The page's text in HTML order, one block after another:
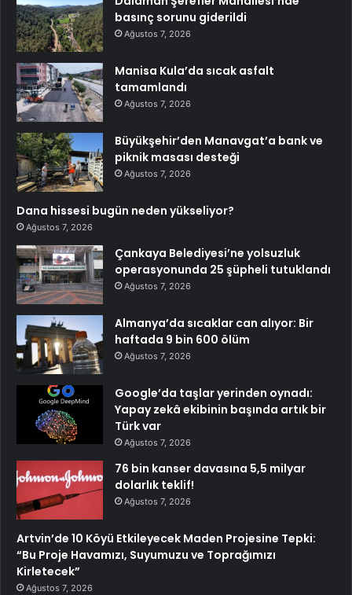
basınç sorunu giderildi
Ağustos 7, 2026
Manisa Kula’da sıcak asfalt
tamamlandı
Ağustos 7, 2026
Büyükşehir’den Manavgat’a bank ve
piknik masası desteği
Ağustos 7, 2026
Dana hissesi bugün neden yükseliyor?
Ağustos 7, 2026
Çankaya Belediyesi’ne yolsuzluk
operasyonunda 25 şüpheli tutuklandı
Ağustos 7, 2026
Almanya’da sıcaklar can alıyor: Bir
haftada 9 bin 600 ölüm
Ağustos 7, 2026
Google’da taşlar yerinden oynadı:
Yapay zekâ ekibinin başında artık bir
Türk var
Ağustos 7, 2026
76 bin kanser davasına 5,5 milyar
dolarlık teklif!
Ağustos 7, 2026
Artvin’de 10 Köyü Etkileyecek Maden Projesine Tepki:
“Bu Proje Havamızı, Suyumuzu ve Toprağımızı
Kirletecek”
Ağustos 7, 2026